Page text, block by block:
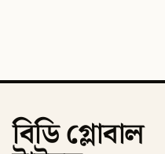
বিডি গ্লোবাল